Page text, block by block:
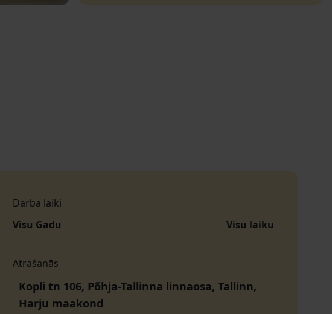
Darba laiki
Visu Gadu
Visu laiku
Atrašanās
Kopli tn 106, Põhja-Tallinna linnaosa, Tallinn,
Harju maakond